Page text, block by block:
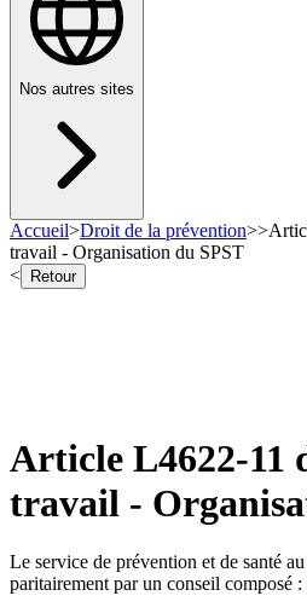
Nos autres sites
Accueil>Droit de la prévention>>
travail - Organisation du SPST
<
Retour
Article L4622-11
travail -
Le service de prévention et de santé
paritairement par un conseil composé :